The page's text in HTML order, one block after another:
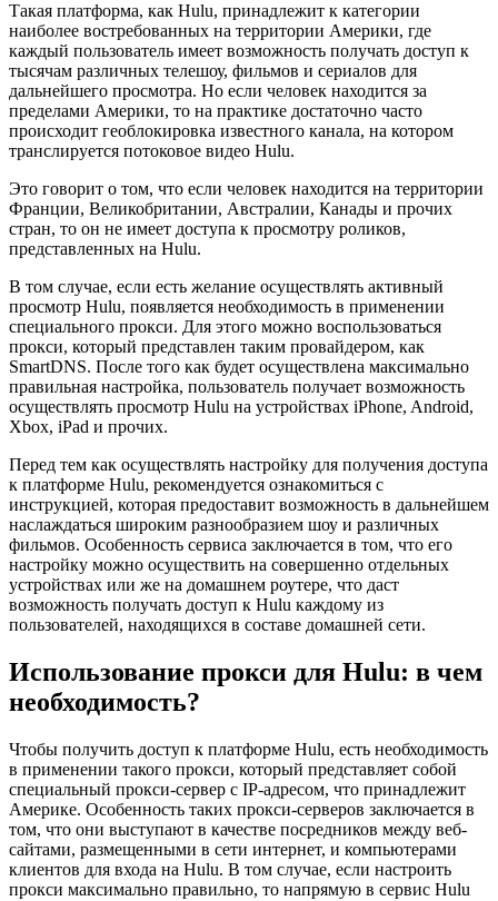
Такая платформа, как Hulu, принадлежит к категории
наиболее востребованных на территории Америки, где
каждый пользователь имеет возможность получать доступ к
тысячам различных телешоу, фильмов и сериалов для
дальнейшего просмотра. Но если человек находится за
пределами Америки, то на практике достаточно часто
происходит геоблокировка известного канала, на котором
транслируется потоковое видео Hulu.
Это говорит о том, что если человек находится на территории
Франции, Великобритании, Австралии, Канады и прочих
стран, то он не имеет доступа к просмотру роликов,
представленных на Hulu.
В том случае, если есть желание осуществлять активный
просмотр Hulu, появляется необходимость в применении
специального прокси. Для этого можно воспользоваться
прокси, который представлен таким провайдером, как
SmartDNS. После того как будет осуществлена максимально
правильная настройка, пользователь получает возможность
осуществлять просмотр Hulu на устройствах iPhone, Android,
Xbox, iPad и прочих.
Перед тем как осуществлять настройку для получения доступа
к платформе Hulu, рекомендуется ознакомиться с
инструкцией, которая предоставит возможность в дальнейшем
наслаждаться широким разнообразием шоу и различных
фильмов. Особенность сервиса заключается в том, что его
настройку можно осуществить на совершенно отдельных
устройствах или же на домашнем роутере, что даст
возможность получать доступ к Hulu каждому из
пользователей, находящихся в составе домашней сети.
Использование прокси для Hulu: в чем
необходимость?
Чтобы получить доступ к платформе Hulu, есть необходимость
в применении такого прокси, который представляет собой
специальный прокси-сервер с IP-адресом, что принадлежит
Америке. Особенность таких прокси-серверов заключается в
том, что они выступают в качестве посредников между веб-
сайтами, размещенными в сети интернет, и компьютерами
клиентов для входа на Hulu. В том случае, если настроить
прокси максимально правильно, то напрямую в сервис Hulu